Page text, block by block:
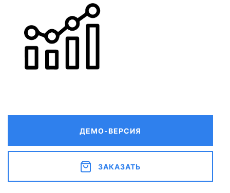
ДЕМО-ВЕРСИЯ
ЗАКАЗАТЬ